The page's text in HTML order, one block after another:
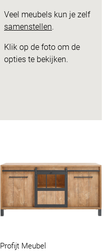
Veel meubels kun je zelf
samenstellen.
Klik op de foto om de
opties te bekijken.
Profijt Meubel